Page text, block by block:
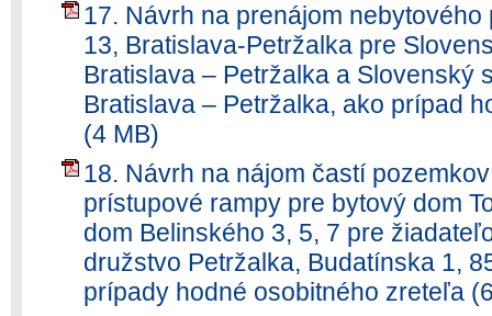
17. Návrh na prenájom
13, Bratislava-Petržalka pre
Bratislava – Petržalka a Slovenský
Bratislava – Petržalka, ako prípad
(4 MB)
18. Návrh na nájom častí
prístupové rampy pre bytový dom
dom Belinského 3, 5, 7 pre
družstvo Petržalka, Budatínska 1,
prípady hodné osobitného zreteľa